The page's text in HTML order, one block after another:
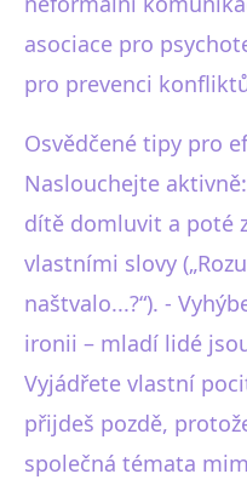
asociace pro
pro prevenci
Osvědčené tipy pro
Naslouchejte
dítě domluvit a poté
vlastními slovy
naštvalo...?“). -
ironii – mladí lidé
Vyjádřete vlastní
přijdeš pozdě,
společná témata